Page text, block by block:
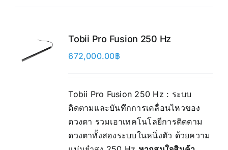
Tobii Pro Fusion 250 Hz
672,000.00฿
Tobii Pro Fusion 250 Hz : ระบบ
ติดตามและบันทึกการเคลื่อนไหวของ
ดวงตา รวมเอาเทคโนโลยีการติดตาม
ดวงตาทั้งสองระบบในหนึ่งตัว ด้วยความ